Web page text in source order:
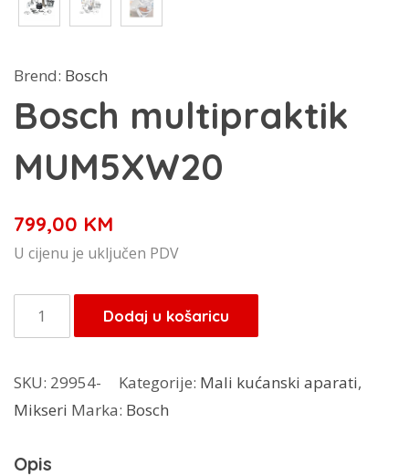
Brend: Bosch
Bosch multipraktik
MUM5XW20
799,00 KM
U cijenu je uključen PDV
Bosch
multipraktik
količina
Dodaj u košaricu
SKU: 29954- Kategorije: Mali kućanski aparati,
Mikseri Marka: Bosch
Opis